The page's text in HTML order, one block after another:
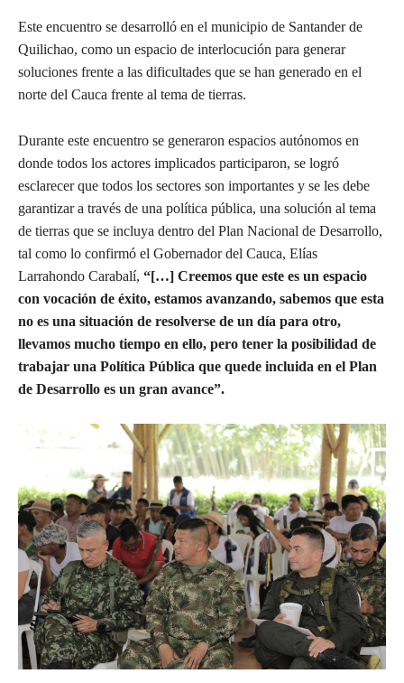
Este encuentro se desarrolló en el municipio de Santander de
Quilichao, como un espacio de interlocución para generar
soluciones frente a las dificultades que se han generado en el
norte del Cauca frente al tema de tierras.
Durante este encuentro se generaron espacios autónomos en
donde todos los actores implicados participaron, se logró
esclarecer que todos los sectores son importantes y se les debe
garantizar a través de una política pública, una solución al tema
de tierras que se incluya dentro del Plan Nacional de Desarrollo,
tal como lo confirmó el Gobernador del Cauca, Elías
Larrahondo Carabalí, “[…] Creemos que este es un espacio
con vocación de éxito, estamos avanzando, sabemos que esta
no es una situación de resolverse de un día para otro,
llevamos mucho tiempo en ello, pero tener la posibilidad de
trabajar una Política Pública que quede incluida en el Plan
de Desarrollo es un gran avance”.